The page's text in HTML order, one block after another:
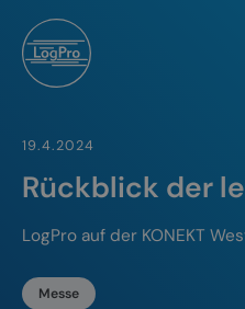
19.4.2024
Rückblick der
LogPro auf der KONEKT
Messe